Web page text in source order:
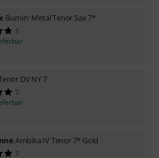
Burnin' Metal Tenor Sax 7*
5
DV NY 7
7
Ambika IV Tenor 7* Gold
3